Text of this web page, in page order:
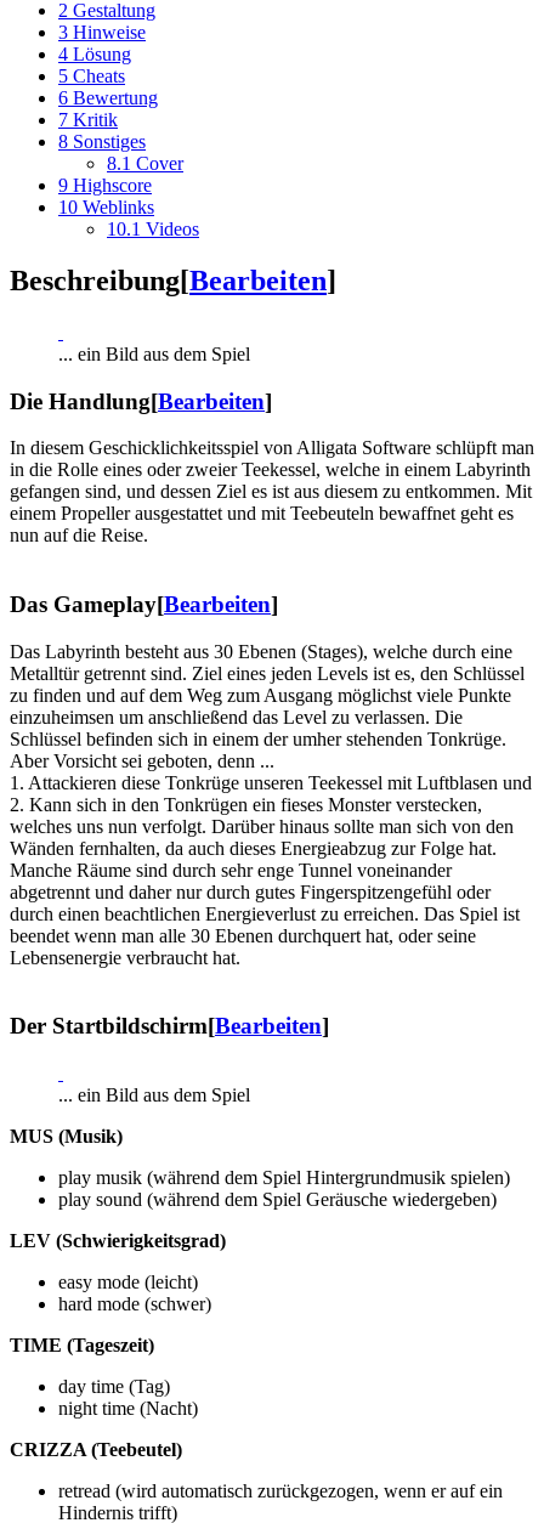
2 Gestaltung
3 Hinweise
4 Lösung
5 Cheats
6 Bewertung
7 Kritik
8 Sonstiges
8.1 Cover
9 Highscore
10 Weblinks
10.1 Videos
Beschreibung[Bearbeiten]
... ein Bild aus dem Spiel
Die Handlung[Bearbeiten]
In diesem Geschicklichkeitsspiel von Alligata Software schlüpft man
in die Rolle eines oder zweier Teekessel, welche in einem Labyrinth
gefangen sind, und dessen Ziel es ist aus diesem zu entkommen. Mit
einem Propeller ausgestattet und mit Teebeuteln bewaffnet geht es
nun auf die Reise.
Das Gameplay[Bearbeiten]
Das Labyrinth besteht aus 30 Ebenen (Stages), welche durch eine
Metalltür getrennt sind. Ziel eines jeden Levels ist es, den Schlüssel
zu finden und auf dem Weg zum Ausgang möglichst viele Punkte
einzuheimsen um anschließend das Level zu verlassen. Die
Schlüssel befinden sich in einem der umher stehenden Tonkrüge.
Aber Vorsicht sei geboten, denn ...
1. Attackieren diese Tonkrüge unseren Teekessel mit Luftblasen und
2. Kann sich in den Tonkrügen ein fieses Monster verstecken,
welches uns nun verfolgt. Darüber hinaus sollte man sich von den
Wänden fernhalten, da auch dieses Energieabzug zur Folge hat.
Manche Räume sind durch sehr enge Tunnel voneinander
abgetrennt und daher nur durch gutes Fingerspitzengefühl oder
durch einen beachtlichen Energieverlust zu erreichen. Das Spiel ist
beendet wenn man alle 30 Ebenen durchquert hat, oder seine
Lebensenergie verbraucht hat.
Der Startbildschirm[Bearbeiten]
... ein Bild aus dem Spiel
MUS (Musik)
play musik (während dem Spiel Hintergrundmusik spielen)
play sound (während dem Spiel Geräusche wiedergeben)
LEV (Schwierigkeitsgrad)
easy mode (leicht)
hard mode (schwer)
TIME (Tageszeit)
day time (Tag)
night time (Nacht)
CRIZZA (Teebeutel)
retread (wird automatisch zurückgezogen, wenn er auf ein
Hindernis trifft)